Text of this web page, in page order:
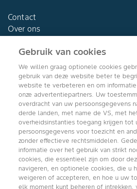
Contact
Over ons
Agro Bayer
Nederland
Volg ons
Gebruik van cookies
We willen graag optionele cookies
gebruik van deze website beter te
website te verbeteren en om
onze advertentiepartners. Uw
overdracht van uw persoonsgegevens
derde landen, met name de VS, met
overheidsinstanties toegang krijgen tot
persoonsgegevens voor toezicht en
zonder effectieve rechtsmiddelen.
informatie over het gebruik van strikt
cookies, die essentieel zijn om door
navigeren, en optionele cookies, die u
weigeren of accepteren, en hoe u uw
elk moment kunt beheren of intrekken,